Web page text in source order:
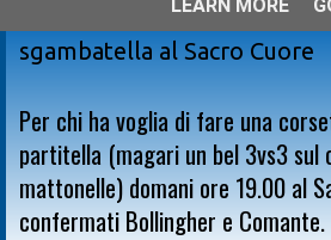
sgambatella al Sacro Cuore
Per chi ha voglia di fare una
partitella (magari un bel 3vs3 sul
mattonelle) domani ore 19.00 al
confermati Bollingher e Comante.
LEARN MORE